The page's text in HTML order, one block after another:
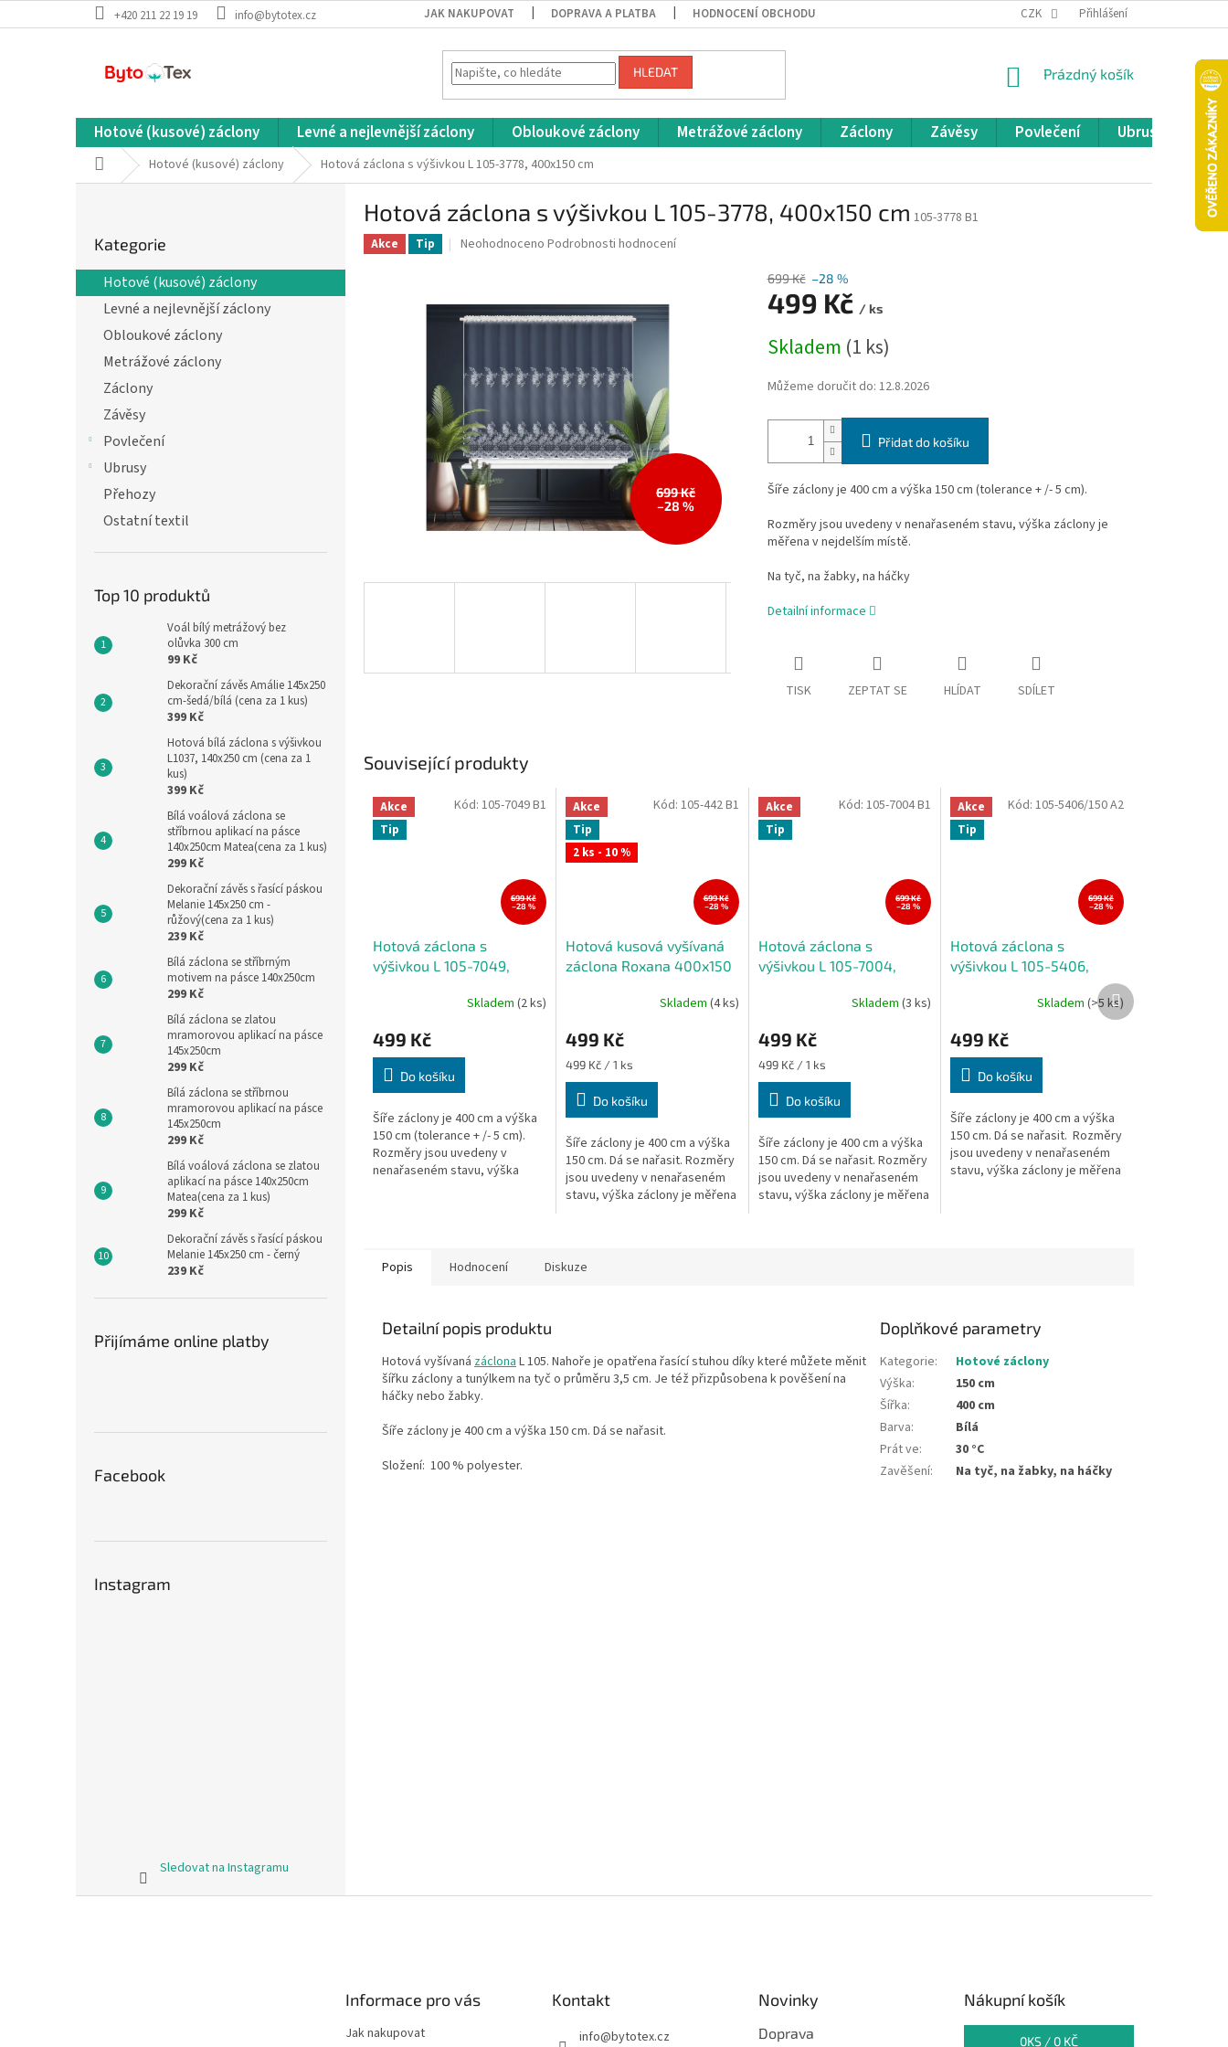
na
+420 211 22 19 19 info@bytotex.cz JAK NAKUPOVAT DOPRAVA A PLATBA HODNOCENÍ OBCHODU OBCHODNÍ PODMÍNKY
CZK Přihlášení
HLEDAT
NÁKUPNÍ
Prázdný košík
Hotové (kusové) záclony Levné a nejlevnější záclony Obloukové záclony Metrážové záclony Záclony Závěsy Povlečení Ubrusy
Domů Hotové (kusové) záclony Hotová záclona s výšivkou L 105-3778, 400x150 cm
r
a
kategorie
Kategorie
Hotové (kusové) záclony
Levné a nejlevnější záclony
Obloukové záclony
Metrážové záclony
Záclony
Závěsy
Povlečení
Ubrusy
Přehozy
Ostatní textil
Top 10 produktů
Voál bílý metrážový bez
olůvka 300 cm
99 Kč
Dekorační závěs Amálie 145x250
cm-šedá/bílá (cena za 1 kus)
399 Kč
Hotová bílá záclona s výšivkou
L1037, 140x250 cm (cena za 1
kus)
399 Kč
Bílá voálová záclona se
stříbrnou aplikací na pásce
140x250cm Matea(cena za 1 kus)
299 Kč
Dekorační závěs s řasící páskou
Melanie 145x250 cm -
růžový(cena za 1 kus)
239 Kč
Bílá záclona se stříbrným
motivem na pásce 140x250cm
299 Kč
Bílá záclona se zlatou
mramorovou aplikací na pásce
145x250cm
299 Kč
Bílá záclona se stříbrnou
mramorovou aplikací na pásce
145x250cm
299 Kč
Bílá voálová záclona se zlatou
aplikací na pásce 140x250cm
Matea(cena za 1 kus)
299 Kč
Dekorační závěs s řasící páskou
Melanie 145x250 cm - černý
239 Kč
Přijímáme online platby
Facebook
Instagram
Sledovat na Instagramu
Hotová záclona s výšivkou L 105-3778, 400x150 cm 105-3778 B1
Akce Tip
Průměrné
0,0
z
hvězdiček.
Neohodnoceno Podrobnosti hodnocení
699 Kč
–28 %
699 Kč –28 %
499 Kč / ks
cena:
Skladem (1 ks)
Můžeme doručit do: 12.8.2026
Přidat do košíku
Šíře záclony je 400 cm a výška 150 cm (tolerance + /- 5 cm).
Rozměry jsou uvedeny v nenařaseném stavu, výška záclony je
měřena v nejdelším místě.
Na tyč, na žabky, na háčky
Detailní informace
TISK ZEPTAT SE HLÍDAT SDÍLET
Související produkty
Akce
Tip
699 Kč
–28 %
Hotová záclona s
výšivkou L 105-7049,
Skladem (2 ks)
499 Kč
Do košíku
Šíře záclony je 400 cm a výška
150 cm (tolerance + /- 5 cm).
Rozměry jsou uvedeny v
nenařaseném stavu, výška
Kód: 105-7049 B1
Akce
Tip
2 ks - 10 %
699 Kč
–28 %
Hotová kusová vyšívaná
záclona Roxana 400x150
Skladem (4 ks)
499 Kč
Měrná
cena:
499 Kč / 1 ks
Do košíku
Šíře záclony je 400 cm a výška
150 cm. Dá se nařasit. Rozměry
jsou uvedeny v nenařaseném
stavu, výška záclony je měřena
Kód: 105-442 B1
Akce
Tip
699 Kč
–28 %
Hotová záclona s
výšivkou L 105-7004,
Skladem(3 ks)
499 Kč
Měrná
cena:
499 Kč / 1 ks
Do košíku
Šíře záclony je 400 cm a výška
150 cm. Dá se nařasit. Rozměry
jsou uvedeny v nenařaseném
stavu, výška záclony je měřena
Kód:105-7004 B1
Akce
Tip
699 Kč
–28 %
Hotová záclona s
výšivkou L 105-5406,
Skladem (>5 ks)
499 Kč
Do košíku
Šíře záclony je 400 cm a výška
150 cm. Dá se nařasit. Rozměry
jsou uvedeny v nenařaseném
stavu, výška záclony je měřena
Kód: 105-5406/150 A2
Další
produkt
Popis Hodnocení Diskuze
Detailní popis produktu
Hotová vyšívaná záclonaL 105. Nahoře je opatřena řasící stuhou díky které můžete měnit
šířku záclony a tunýlkem na tyč o průměru 3,5 cm. Je též přizpůsobena k pověšení na
háčky nebo žabky.
Šíře záclony je 400 cm a výška 150 cm. Dá se nařasit.
Složení: 100 % polyester.
Doplňkové parametry
Kategorie:
Hotové záclony
Výška:
150 cm
Šířka:
400 cm
Barva:
Bílá
Prát ve:
30 °C
Zavěšení: Na tyč, na žabky, na háčky
Informace pro vás
Jak nakupovat
Kontakt
info@bytotex.cz
Novinky
Doprava
Nákupní košík
0KS / 0 KČ